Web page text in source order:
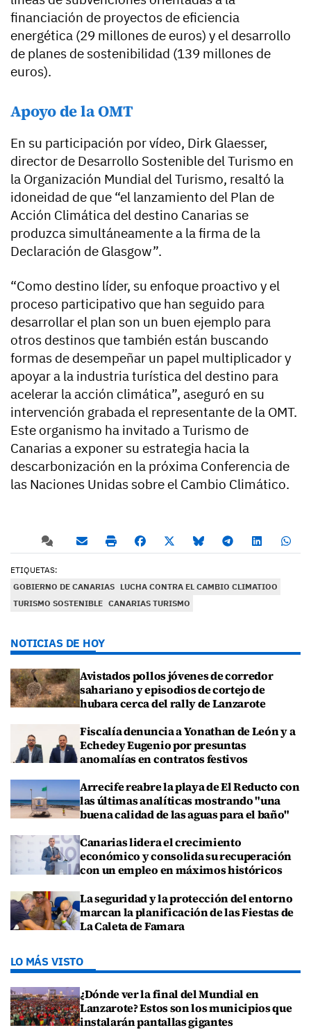
financiación de proyectos de eficiencia
energética (29 millones de euros) y el desarrollo
de planes de sostenibilidad (139 millones de
euros).
Apoyo de la OMT
En su participación por vídeo, Dirk Glaesser,
director de Desarrollo Sostenible del Turismo en
la Organización Mundial del Turismo, resaltó la
idoneidad de que “el lanzamiento del Plan de
Acción Climática del destino Canarias se
produzca simultáneamente a la firma de la
Declaración de Glasgow”.
“Como destino líder, su enfoque proactivo y el
proceso participativo que han seguido para
desarrollar el plan son un buen ejemplo para
otros destinos que también están buscando
formas de desempeñar un papel multiplicador y
apoyar a la industria turística del destino para
acelerar la acción climática”, aseguró en su
intervención grabada el representante de la OMT.
Este organismo ha invitado a Turismo de
Canarias a exponer su estrategia hacia la
descarbonización en la próxima Conferencia de
las Naciones Unidas sobre el Cambio Climático.
ETIQUETAS:
GOBIERNO DE CANARIAS LUCHA CONTRA EL CAMBIO CLIMATIOO
TURISMO SOSTENIBLE CANARIAS TURISMO
NOTICIAS DE HOY
Avistados pollos jóvenes de corredor
sahariano y episodios de cortejo de
hubara cerca del rally de Lanzarote
Fiscalía denuncia a Yonathan de León y a
Echedey Eugenio por presuntas
anomalías en contratos festivos
Arrecife reabre la playa de El Reducto con
las últimas analíticas mostrando "una
buena calidad de las aguas para el baño"
Canarias lidera el crecimiento
económico y consolida su recuperación
con un empleo en máximos históricos
La seguridad y la protección del entorno
marcan la planificación de las Fiestas de
La Caleta de Famara
LO MÁS VISTO
¿Dónde ver la final del Mundial en
Lanzarote? Estos son los municipios que
instalarán pantallas gigantes